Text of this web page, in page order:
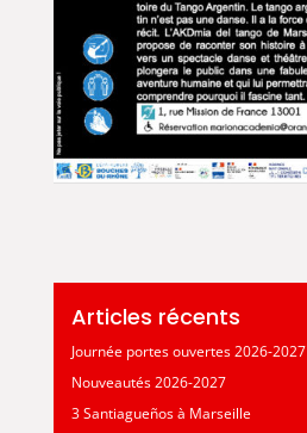
Articles récents
Journée portes ouvertes 2026-2027
Nouveautés 2026-2027
3 Santiagueños à Marseille